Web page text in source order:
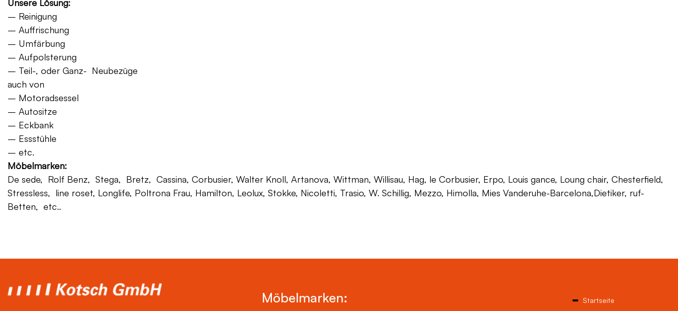
Unsere Lösung:
– Reinigung
– Auffrischung
– Umfärbung
– Aufpolsterung
– Teil-, oder Ganz- Neubezüge
auch von
– Motoradsessel
– Autositze
– Eckbank
– Essstühle
– etc.
Möbelmarken:
De sede, Rolf Benz, Stega, Bretz, Cassina, Corbusier, Walter Knoll, Artanova, Wittman, Willisau, Hag, le Corbusier, Erpo, Louis gance, Loung chair, Chesterfield,
Stressless, line roset, Longlife, Poltrona Frau, Hamilton, Leolux, Stokke, Nicoletti, Trasio, W. Schillig, Mezzo, Himolla, Mies Vanderuhe-Barcelona,Dietiker, ruf-
Betten, etc..
Möbelmarken:
Startseite